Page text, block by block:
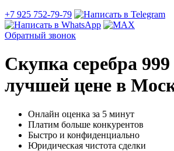
+7 925 752-79-79
Обратный звонок
Скупка серебра
лучшей цене в
Онлайн оценка за 5 минут
Платим больше конкурентов
Быстро и конфиденциально
Юридическая чистота сделки